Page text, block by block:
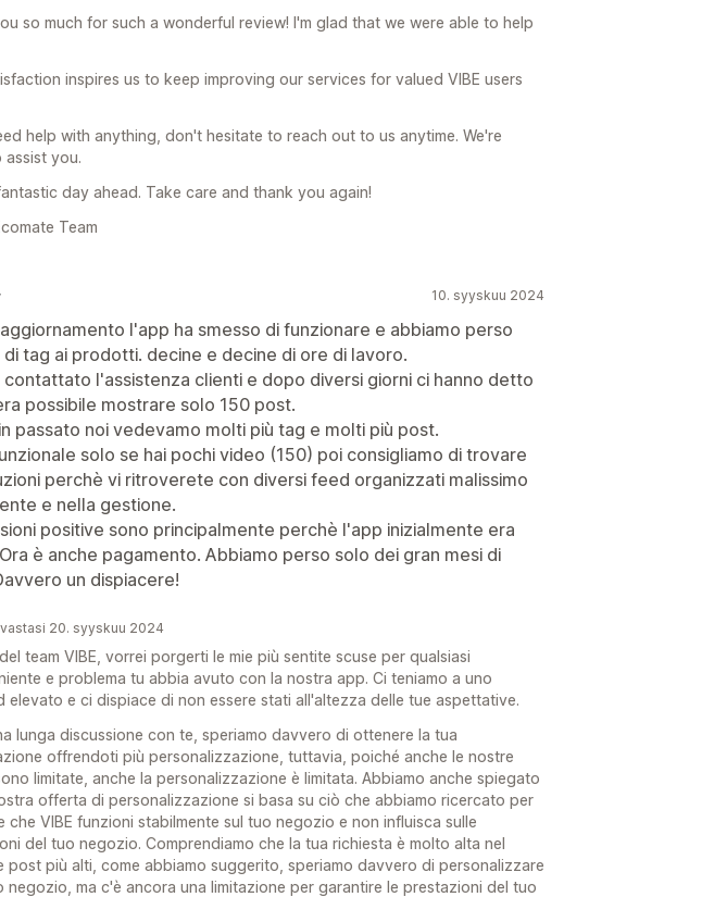
so much for such a wonderful review! I'm glad that we were able to help
inspires us to keep improving our services for valued VIBE users
help with anything, don't hesitate to reach out to us anytime. We're
you.
day ahead. Take care and thank you again!
Team
10. syyskuu 2024
l'app ha smesso di funzionare e abbiamo perso
di tag ai prodotti. decine e decine di ore di lavoro.
contattato l'assistenza clienti e dopo diversi giorni ci hanno detto
possibile mostrare solo 150 post.
passato noi vedevamo molti più tag e molti più post.
solo se hai pochi video (150) poi consigliamo di trovare
perchè vi ritroverete con diversi feed organizzati malissimo
e nella gestione.
positive sono principalmente perchè l'app inizialmente era
è anche pagamento. Abbiamo perso solo dei gran mesi di
un dispiacere!
20. syyskuu 2024
team VIBE, vorrei porgerti le mie più sentite scuse per qualsiasi
e problema tu abbia avuto con la nostra app. Ci teniamo a uno
elevato e ci dispiace di non essere stati all'altezza delle tue aspettative.
lunga discussione con te, speriamo davvero di ottenere la tua
offrendoti più personalizzazione, tuttavia, poiché anche le nostre
limitate, anche la personalizzazione è limitata. Abbiamo anche spiegato
offerta di personalizzazione si basa su ciò che abbiamo ricercato per
che VIBE funzioni stabilmente sul tuo negozio e non influisca sulle
del tuo negozio. Comprendiamo che la tua richiesta è molto alta nel
post più alti, come abbiamo suggerito, speriamo davvero di personalizzare
negozio, ma c'è ancora una limitazione per garantire le prestazioni del tuo